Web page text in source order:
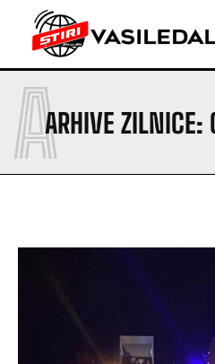
ARHIVE
A